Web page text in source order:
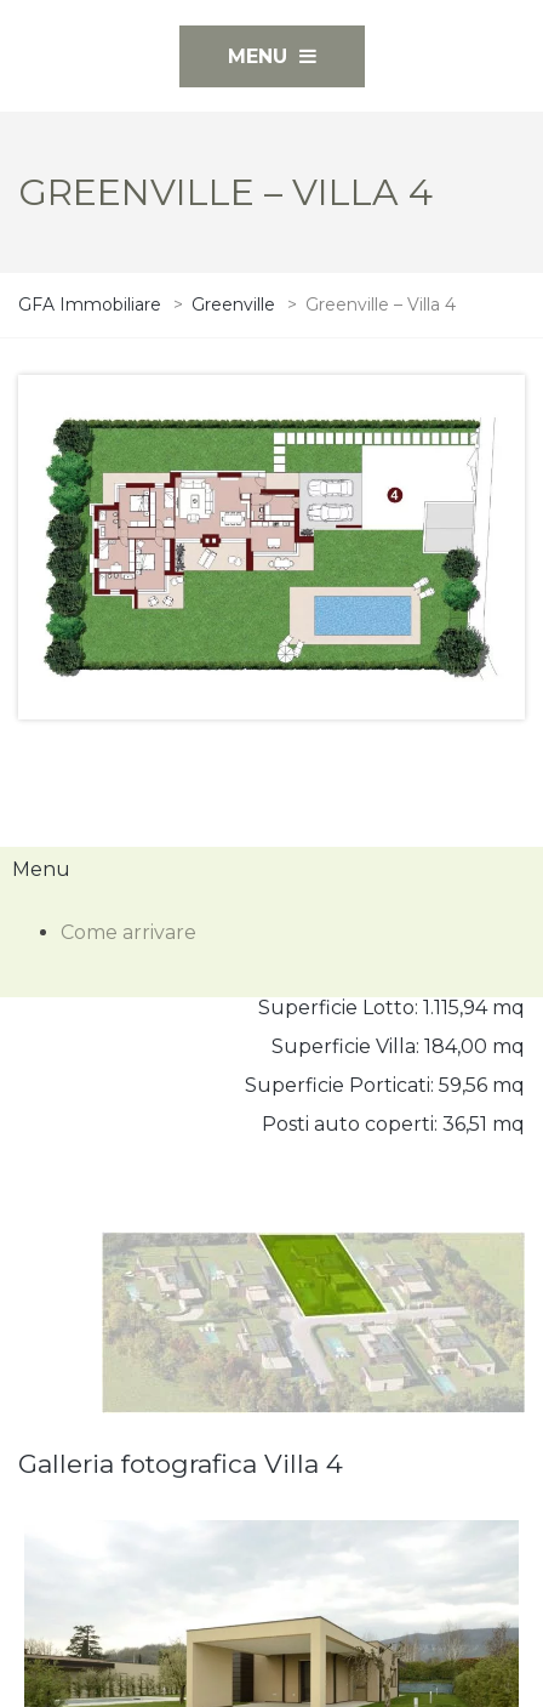
MENU
GREENVILLE – VILLA 4
GFA Immobiliare > Greenville > Greenville – Villa 4
Menu
Come arrivare
Superficie Lotto: 1.115,94 mq
Superficie Villa: 184,00 mq
Superficie Porticati: 59,56 mq
Posti auto coperti: 36,51 mq
Galleria fotografica Villa 4